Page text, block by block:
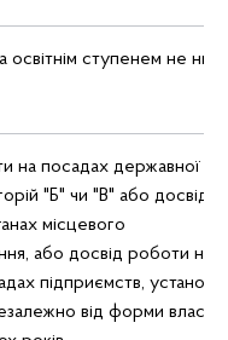
освітнім ступенем не
на посадах державної
"Б" чи "В" або досвід
місцевого
або досвід роботи на
підприємств, установ
від форми